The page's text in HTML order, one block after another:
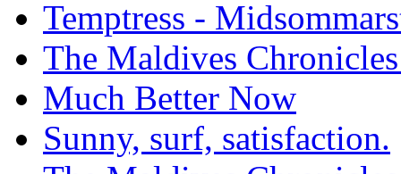
Temptress -
The Maldives
Much Better Now
Sunny, surf, satisfaction.